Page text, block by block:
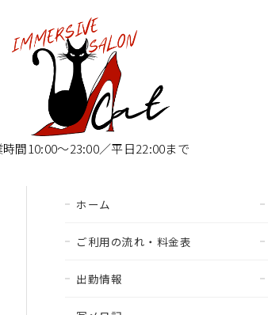
時間10:00〜23:00／平日22:00まで
ホーム
ご利用の流れ・料金表
出勤情報